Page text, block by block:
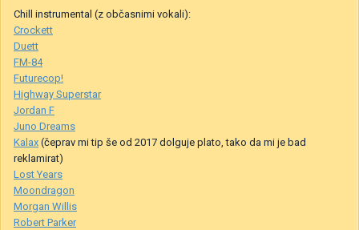
Chill instrumental (z občasnimi vokali):
Crockett
Duett
FM-84
Futurecop!
Highway Superstar
Jordan F
Juno Dreams
Kalax (čeprav mi tip še od 2017 dolguje plato, tako da mi je bad
reklamirat)
Lost Years
Moondragon
Morgan Willis
Robert Parker